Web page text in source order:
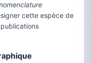
cette espèce de